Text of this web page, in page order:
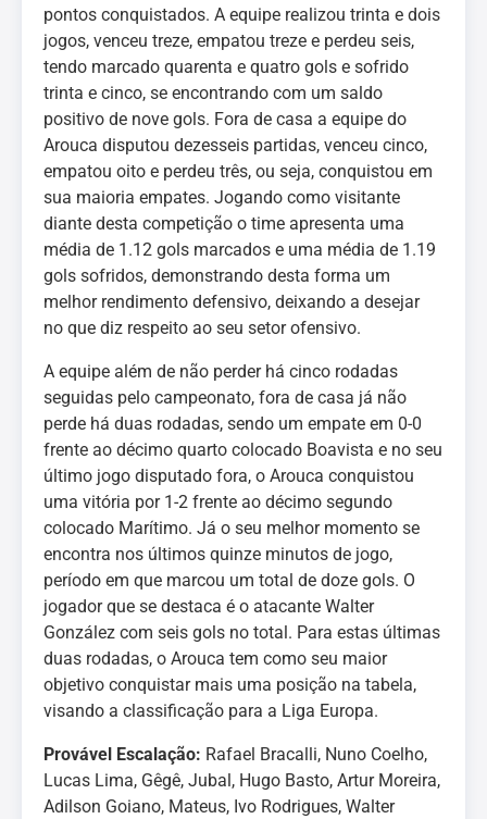
pontos conquistados. A equipe realizou trinta e dois
jogos, venceu treze, empatou treze e perdeu seis,
tendo marcado quarenta e quatro gols e sofrido
trinta e cinco, se encontrando com um saldo
positivo de nove gols. Fora de casa a equipe do
Arouca disputou dezesseis partidas, venceu cinco,
empatou oito e perdeu três, ou seja, conquistou em
sua maioria empates. Jogando como visitante
diante desta competição o time apresenta uma
média de 1.12 gols marcados e uma média de 1.19
gols sofridos, demonstrando desta forma um
melhor rendimento defensivo, deixando a desejar
no que diz respeito ao seu setor ofensivo.
A equipe além de não perder há cinco rodadas
seguidas pelo campeonato, fora de casa já não
perde há duas rodadas, sendo um empate em 0-0
frente ao décimo quarto colocado Boavista e no seu
último jogo disputado fora, o Arouca conquistou
uma vitória por 1-2 frente ao décimo segundo
colocado Marítimo. Já o seu melhor momento se
encontra nos últimos quinze minutos de jogo,
período em que marcou um total de doze gols. O
jogador que se destaca é o atacante Walter
González com seis gols no total. Para estas últimas
duas rodadas, o Arouca tem como seu maior
objetivo conquistar mais uma posição na tabela,
visando a classificação para a Liga Europa.
Provável Escalação: Rafael Bracalli, Nuno Coelho,
Lucas Lima, Gêgê, Jubal, Hugo Basto, Artur Moreira,
Adilson Goiano, Mateus, Ivo Rodrigues, Walter